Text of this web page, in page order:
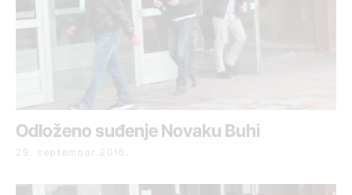
Odloženo suđenje Novaku Buhi
29. septembar 2016.